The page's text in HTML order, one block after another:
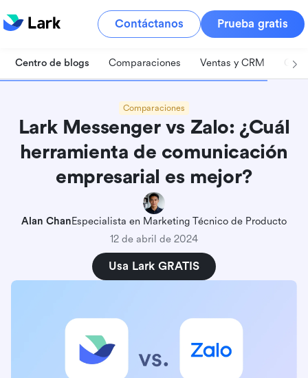
Contáctanos Prueba gratis
Centro de blogs Comparaciones Ventas y CRM
Comparaciones
Lark Messenger vs Zalo: ¿Cuál
herramienta de comunicación
empresarial es mejor?
Alan ChanEspecialista en Marketing Técnico de Producto
12 de abril de 2024
Usa Lark GRATIS